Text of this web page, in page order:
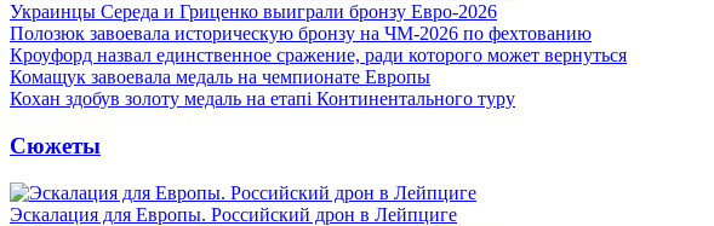
Украинцы Середа и Гриценко выиграли бронзу Евро-2026
Полозюк завоевала историческую бронзу на ЧМ-2026 по фехтованию
Кроуфорд назвал единственное сражение, ради которого может вернуться
Комащук завоевала медаль на чемпионате Европы
Кохан здобув золоту медаль на етапі Континентального туру
Сюжеты
Эскалация для Европы. Российский дрон в Лейпциге